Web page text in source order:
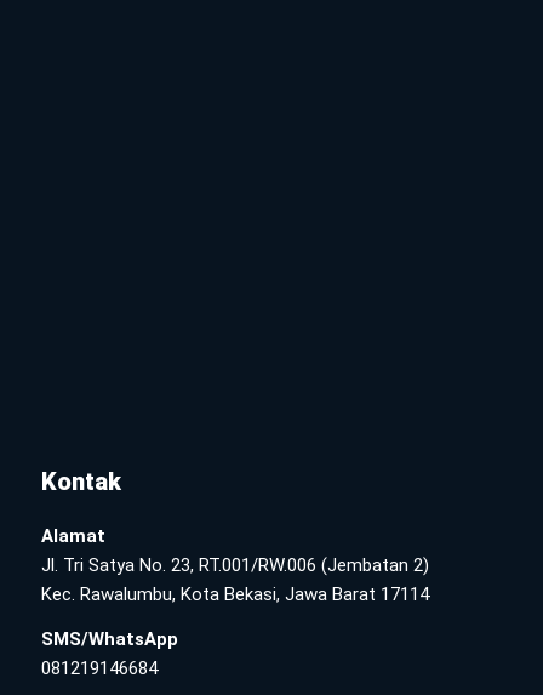
Kontak
Alamat
Jl. Tri Satya No. 23, RT.001/RW.006 (Jembatan 2)
Kec. Rawalumbu, Kota Bekasi, Jawa Barat 17114
SMS/WhatsApp
081219146684